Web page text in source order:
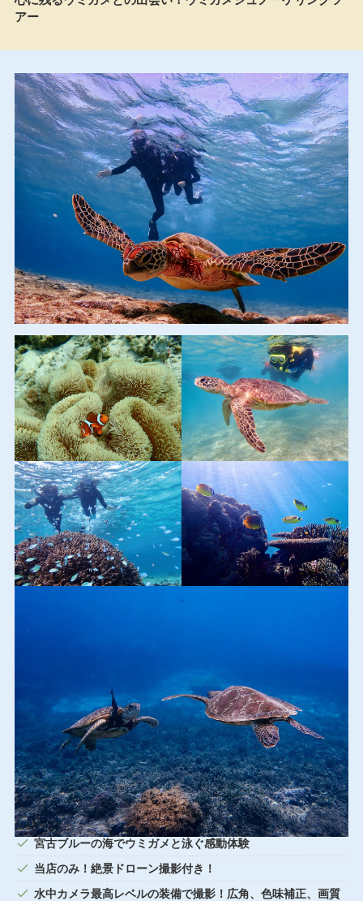
アー
宮古ブルーの海でウミガメと泳ぐ感動体験
当店のみ！絶景ドローン撮影付き！
水中カメラ最高レベルの装備で撮影！広角、色味補正、画質